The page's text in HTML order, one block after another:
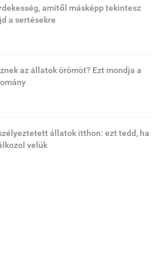
amitől másképp tekintesz
a sertésekre
az állatok örömöt? Ezt mondja a
állatok itthon: ezt tedd, ha
velük